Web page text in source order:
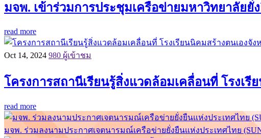
มจพ. เข้าร่วมการประชุมเครือข่ายมหาวิทยาลัยยั่
read more
Oct 14, 2024 980 ผู้เข้าชม
โครงการสถานีเรียนรู้สิ่งแวดล้อมเคลื่อนที่ โรงเรี
read more
มจพ. ร่วมลงนามประกาศเจตนารมณ์เครือข่ายยั่งยืนแห่งประเทศไทย